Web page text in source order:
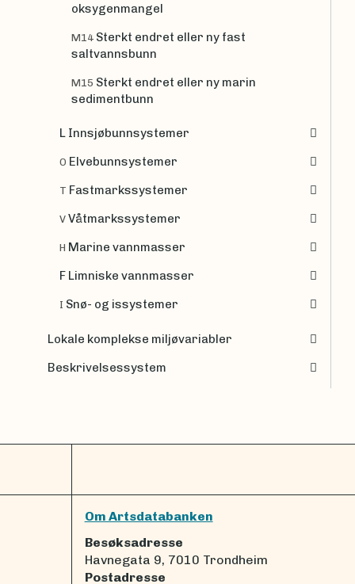
oksygenmangel
M14 Sterkt endret eller ny fast
saltvannsbunn
M15 Sterkt endret eller ny marin
sedimentbunn
L Innsjøbunnsystemer
O Elvebunnsystemer
T Fastmarkssystemer
V Våtmarkssystemer
H Marine vannmasser
F Limniske vannmasser
I Snø- og issystemer
Lokale komplekse miljøvariabler
Beskrivelsessystem
Om Artsdatabanken
Besøksadresse
Havnegata 9, 7010 Trondheim
Postadresse